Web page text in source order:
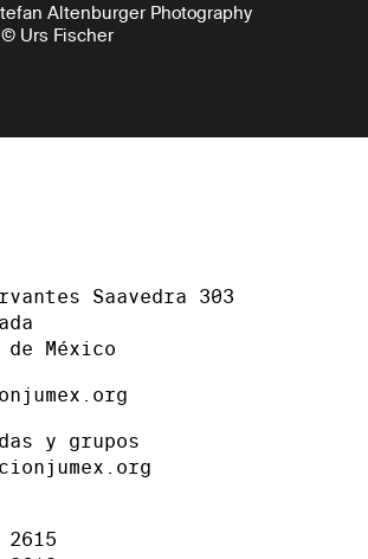
Altenburger Photography
Urs Fischer
Saavedra 303
de México
y grupos